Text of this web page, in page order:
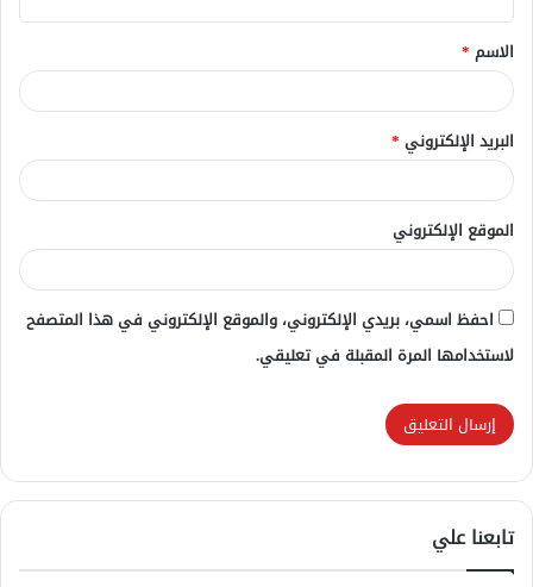
ق
*
الاسم *
البريد الإلكتروني *
الموقع الإلكتروني
احفظ اسمي، بريدي الإلكتروني، والموقع الإلكتروني في هذا المتصفح
لاستخدامها المرة المقبلة في تعليقي.
تابعنا علي